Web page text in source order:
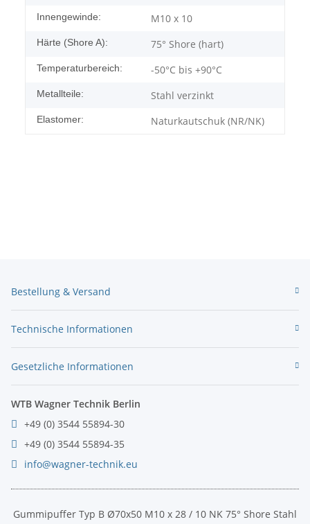
Innengewinde: M10 x 10
Härte (Shore A): 75° Shore (hart)
Temperaturbereich: -50°C bis +90°C
Metallteile: Stahl verzinkt
Elastomer: Naturkautschuk (NR/NK)
Bestellung & Versand
Technische Informationen
Gesetzliche Informationen
WTB Wagner Technik Berlin
+49 (0) 3544 55894-30
+49 (0) 3544 55894-35
info@wagner-technik.eu
Gummipuffer Typ B Ø70x50 M10 x 28 / 10 NK 75° Shore Stahl